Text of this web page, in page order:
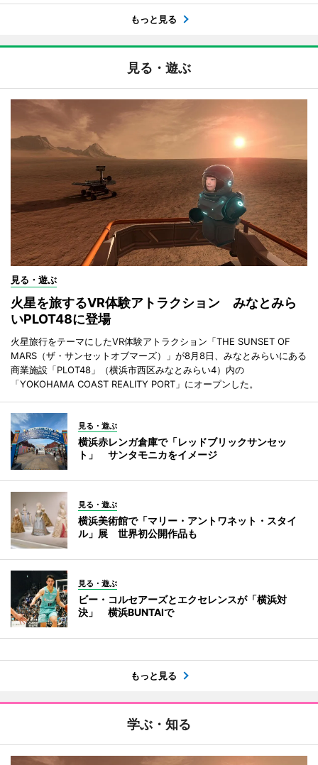
もっと見る
見る・遊ぶ
見る・遊ぶ
火星を旅するVR体験アトラクション みなとみら
いPLOT48に登場
火星旅行をテーマにしたVR体験アトラクション「THE SUNSET OF
MARS（ザ・サンセットオブマーズ）」が8月8日、みなとみらいにある
商業施設「PLOT48」（横浜市西区みなとみらい4）内の
「YOKOHAMA COAST REALITY PORT」にオープンした。
見る・遊ぶ
横浜赤レンガ倉庫で「レッドブリックサンセッ
ト」 サンタモニカをイメージ
見る・遊ぶ
横浜美術館で「マリー・アントワネット・スタイ
ル」展 世界初公開作品も
見る・遊ぶ
ビー・コルセアーズとエクセレンスが「横浜対
決」 横浜BUNTAIで
もっと見る
学ぶ・知る